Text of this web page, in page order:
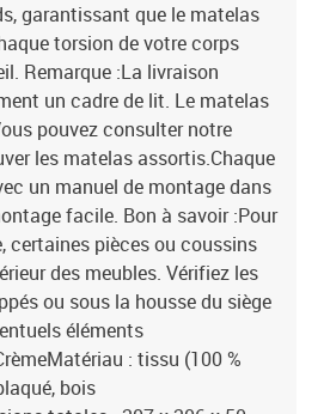
garantissant que le matelas
torsion de votre corps
Remarque :La livraison
un cadre de lit. Le matelas
pouvez consulter notre
les matelas assortis.Chaque
un manuel de montage dans
facile. Bon à savoir :Pour
certaines pièces ou coussins
des meubles. Vérifiez les
ou sous la housse du siège
éléments
: tissu (100 %
bois